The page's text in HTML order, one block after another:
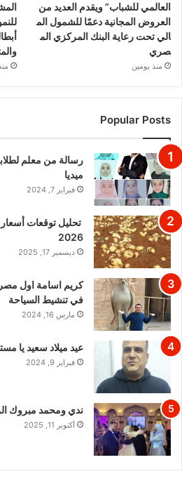
العالمي للشباب” ويقدم العديد من
العروض المجانية دعمًا للشمول الم
الي تحت رعاية البنك المركزي الم
صري
منذ يومين
Popular Posts
رسالة من معلم
ميديا
فبراير 7, 2024
تحليل توقعات
2026
ديسمبر 17, 2025
كريم اسامة اول
في تنشيط السياحة
مارس 16, 2024
عيد ميلاد سعيد يا
فبراير 9, 2024
ندي ومحمد مبروك
أكتوبر 11, 2025